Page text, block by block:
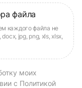
моих
с Политикой